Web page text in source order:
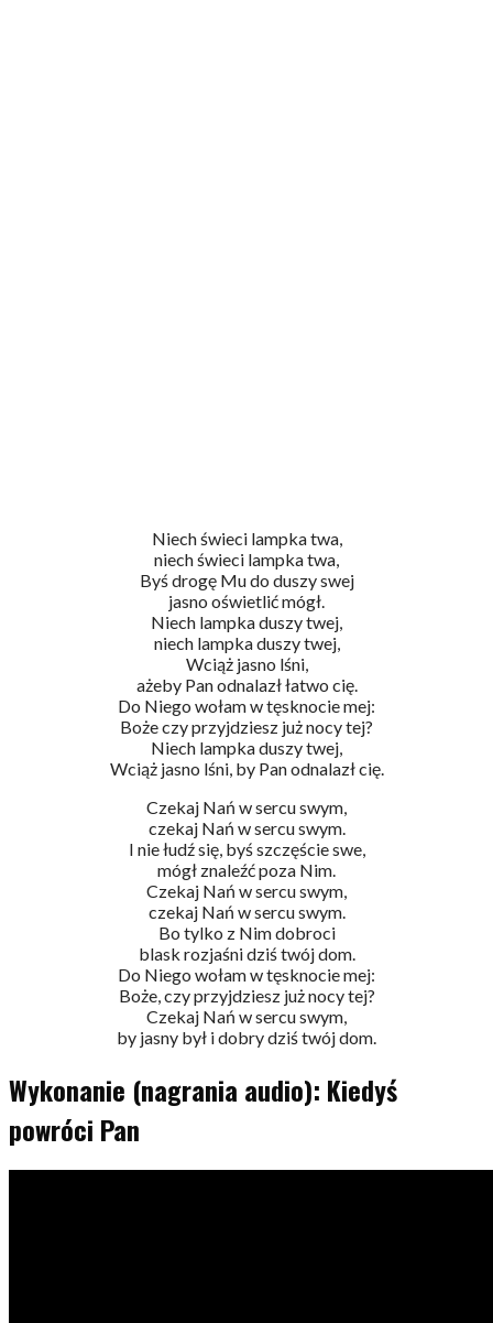
Niech świeci lampka twa,
niech świeci lampka twa,
Byś drogę Mu do duszy swej
jasno oświetlić mógł.
Niech lampka duszy twej,
niech lampka duszy twej,
Wciąż jasno lśni,
ażeby Pan odnalazł łatwo cię.
Do Niego wołam w tęsknocie mej:
Boże czy przyjdziesz już nocy tej?
Niech lampka duszy twej,
Wciąż jasno lśni, by Pan odnalazł cię.
Czekaj Nań w sercu swym,
czekaj Nań w sercu swym.
I nie łudź się, byś szczęście swe,
mógł znaleźć poza Nim.
Czekaj Nań w sercu swym,
czekaj Nań w sercu swym.
Bo tylko z Nim dobroci
blask rozjaśni dziś twój dom.
Do Niego wołam w tęsknocie mej:
Boże, czy przyjdziesz już nocy tej?
Czekaj Nań w sercu swym,
by jasny był i dobry dziś twój dom.
Wykonanie (nagrania audio): Kiedyś
powróci Pan